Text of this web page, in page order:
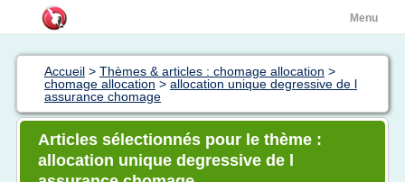
Menu
Accueil > Thèmes & articles : chomage allocation >
chomage allocation > allocation unique degressive de l
assurance chomage
Articles sélectionnés pour le thème :
allocation unique degressive de l